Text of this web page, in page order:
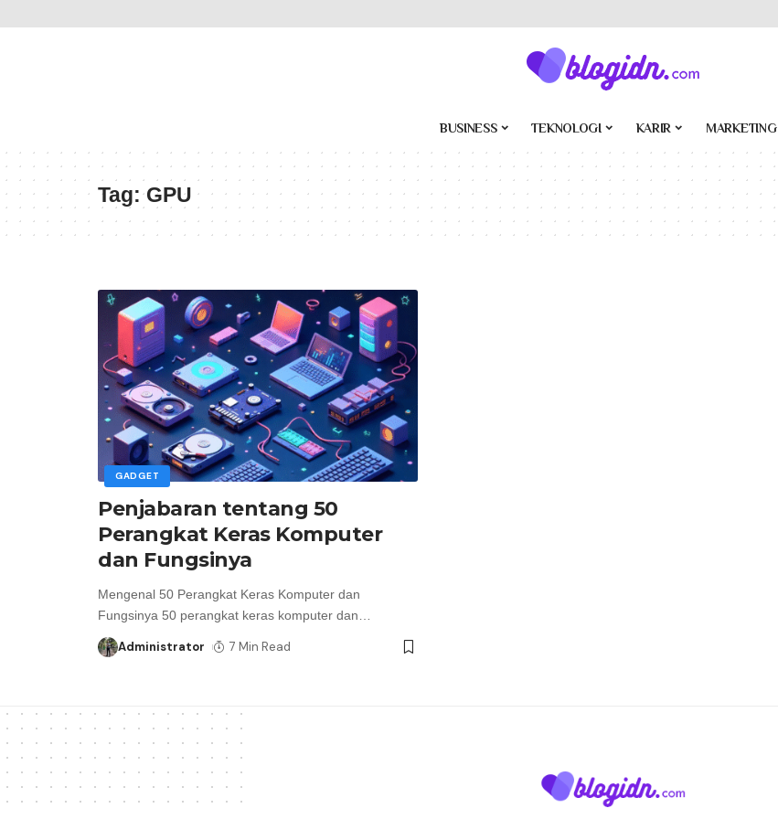
BUSINESS TEKNOLOGI KARIR MARKETING
Tag:GPU
GADGET
Penjabaran tentang 50
Perangkat Keras Komputer
dan Fungsinya
Mengenal 50 Perangkat Keras Komputer dan
Fungsinya 50 perangkat keras komputer dan
Administrator 7 Min Read